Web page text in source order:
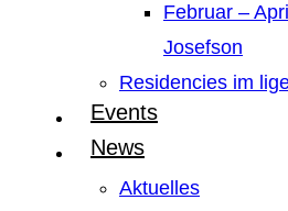
Februar –
Josefson
Residencies im
Events
News
Aktuelles